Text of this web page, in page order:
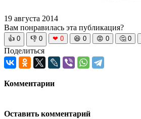
19 августа 2014
Вам понравилась эта публикация?
👍 0 👎 0 ❤ 0 😆 0 😡 0 🤔 0
Поделиться
Комментарии
Оставить комментарий